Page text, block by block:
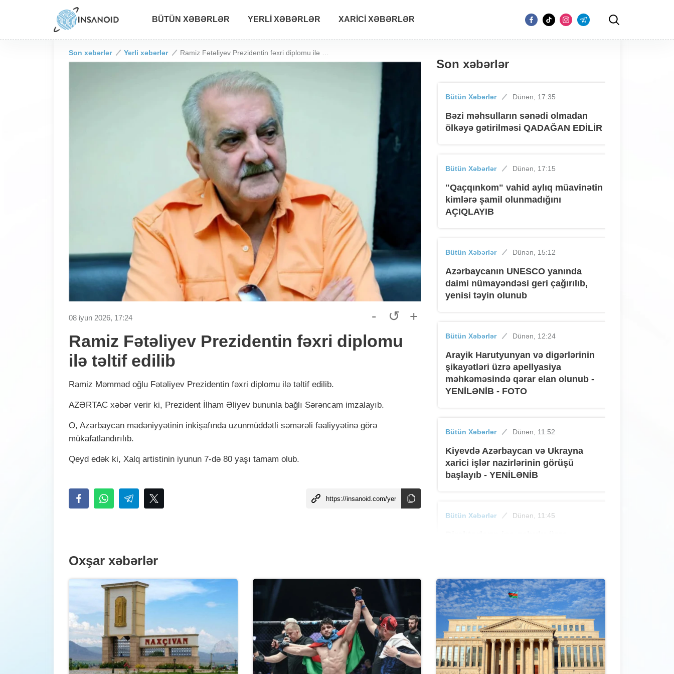
BÜTÜN XƏBƏRLƏR YERLI XƏBƏRLƏR XARICI XƏBƏRLƏR
Son xəbərlər Yerli xəbərlər
08 iyun 2026, 17:24 - ↺ +
Ramiz Fətəliyev Prezidentin fəxri diplomu
ilə təltif edilib
Ramiz Məmməd oğlu Fətəliyev Prezidentin fəxri diplomu ilə təltif edilib.
AZƏRTAC xəbər verir ki, Prezident İlham Əliyev bununla bağlı Sərəncam imzalayıb.
O, Azərbaycan mədəniyyətinin inkişafında uzunmüddətli səmərəli fəaliyyətinə görə
mükafatlandırılıb.
Qeyd edək ki, Xalq artistinin iyunun 7-də 80 yaşı tamam olub.
Son xəbərlər
Bütün Xəbərlər Dünən, 17:35
Bəzi məhsulların sənədi olmadan
ölkəyə gətirilməsi QADAĞAN EDİLİR
Bütün Xəbərlər Dünən, 17:15
"Qaçqınkom" vahid aylıq müavinətin
kimlərə şamil olunmadığını
AÇIQLAYIB
Bütün Xəbərlər Dünən, 15:12
Azərbaycanın UNESCO yanında
daimi nümayəndəsi geri çağırılıb,
yenisi təyin olunub
Bütün Xəbərlər Dünən, 12:24
Arayik Harutyunyan və digərlərinin
şikayətləri üzrə apellyasiya
məhkəməsində qərar elan olunub -
YENİLƏNİB - FOTO
Bütün Xəbərlər Dünən, 11:52
Kiyevdə Azərbaycan və Ukrayna
xarici işlər nazirlərinin görüşü
başlayıb - YENİLƏNİB
Bütün Xəbərlər Dünən, 11:45
Bütün Xəbərlər Dünən, 10:59
Gürcüstana gedən vətəndaşlar
Bakıya qatarla qayıda bilmir - ADY-
dən AÇIQLAMA
Bütün Xəbərlər Dünən, 10:41
Oxşar xəbərlər